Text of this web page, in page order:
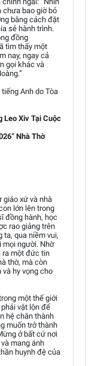
chưa bao giờ bỏ
bằng cách đặt
sẻ hành trình.
đồng
tìm thấy một
nay, ngay cả
gọi khác và
Anh do Tòa
Leo Xiv Tại Cuộc
Nhà Thờ
giáo xứ và nhà
lớn lên trong
đồng hành, học
rao giảng trên
ta, qua niềm vui,
mọi người. Nhờ
ra một đức tin
thờ, mà còn
hy vọng cho
một thế giới
vật lộn để
hệ chân thành
muốn trở thành
ở bất cứ nơi
mang ánh
huynh đệ của